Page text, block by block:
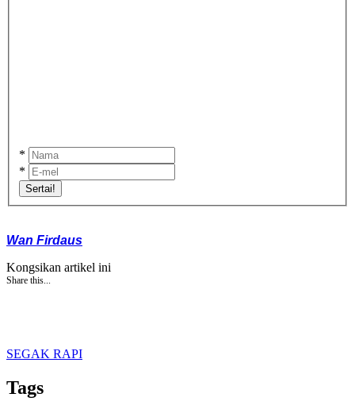
*
*
Sertai!
Wan Firdaus
Kongsikan artikel ini
Share this...
SEGAK RAPI
Tags